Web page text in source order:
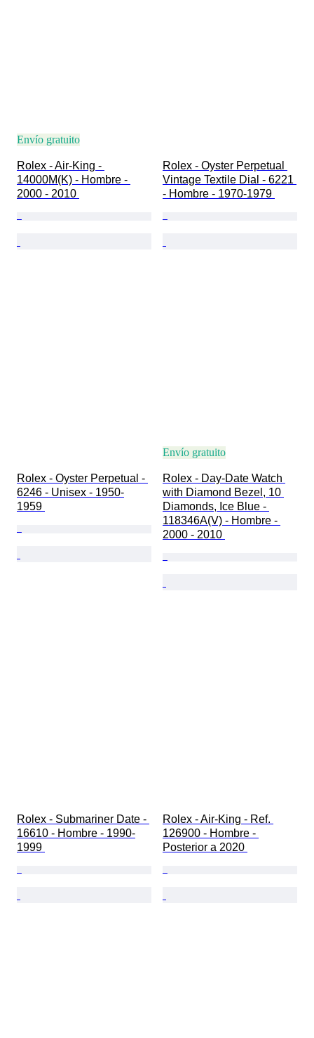
Envío gratuito
Rolex - Air-King -
14000M(K) - Hombre -
2000 - 2010
Rolex - Oyster Perpetual
Vintage Textile Dial - 6221
- Hombre - 1970-1979
Rolex - Oyster Perpetual -
6246 - Unisex - 1950-
1959
Envío gratuito
Rolex - Day-Date Watch
with Diamond Bezel, 10
Diamonds, Ice Blue -
118346A(V) - Hombre -
2000 - 2010
Rolex - Submariner Date -
16610 - Hombre - 1990-
1999
Rolex - Air-King - Ref.
126900 - Hombre -
Posterior a 2020